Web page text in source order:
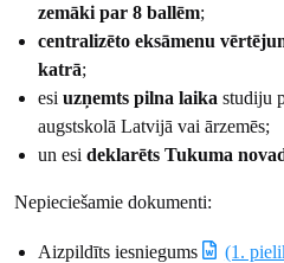
zemāki par 8 ballēm;
centralizēto eksāmenu
katrā;
esiuzņemts pilna laika studiju
augstskolā Latvijā vai ārzemēs;
un esideklarēts Tukuma
Nepieciešamie dokumenti:
Aizpildīts iesniegums (1.